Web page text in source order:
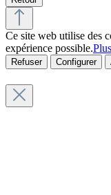
Ce site web utilise des
expérience possible.
Refuser Configurer